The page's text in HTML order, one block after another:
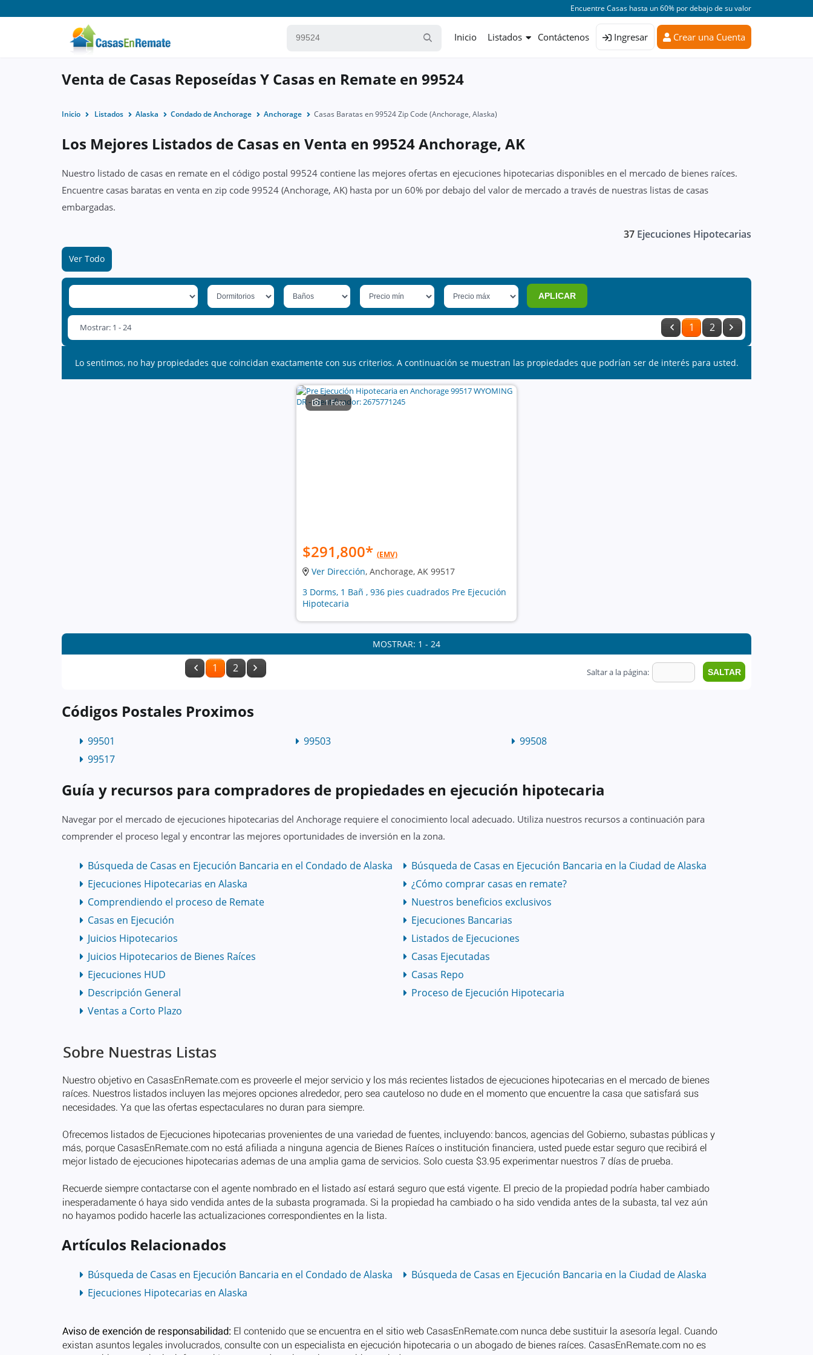
Encuentre Casas hasta un 60% por debajo de su valor
Inicio Listados Contáctenos Ingresar Crear una Cuenta
Venta de Casas Reposeídas Y Casas en Remate en 99524
Inicio Listados Alaska Condado de Anchorage Anchorage Casas Baratas en 99524 Zip Code (Anchorage, Alaska)
Los Mejores Listados de Casas en Venta en 99524 Anchorage, AK
Nuestro listado de casas en remate en el código postal 99524 contiene las mejores ofertas en ejecuciones hipotecarias disponibles en el mercado de bienes raíces.
Encuentre casas baratas en venta en zip code 99524 (Anchorage, AK) hasta por un 60% por debajo del valor de mercado a través de nuestras listas de casas
embargadas.
37 Ejecuciones Hipotecarias
Ver Todo
APLICAR
1 2
Mostrar: 1 - 24
Lo sentimos, no hay propiedades que coincidan exactamente con sus criterios. A continuación se muestran las propiedades que podrían ser de interés para usted.
1 Foto
$291,800* (EMV)
Ver Dirección, Anchorage, AK 99517
3 Dorms, 1 Bañ , 936 pies cuadrados Pre Ejecución
Hipotecaria
MOSTRAR: 1 - 24
Saltar a la página:
1 2
Códigos Postales Proximos
99501 99503
99508
99517
Guía y recursos para compradores de propiedades en ejecución hipotecaria
Navegar por el mercado de ejecuciones hipotecarias del Anchorage requiere el conocimiento local adecuado. Utiliza nuestros recursos a continuación para
comprender el proceso legal y encontrar las mejores oportunidades de inversión en la zona.
Búsqueda de Casas en Ejecución Bancaria en el Condado de Alaska
Búsqueda de Casas en Ejecución Bancaria en la Ciudad de Alaska
Ejecuciones Hipotecarias en Alaska
¿Cómo comprar casas en remate?
Comprendiendo el proceso de Remate
Nuestros beneficios exclusivos
Casas en Ejecución
Ejecuciones Bancarias
Juicios Hipotecarios
Listados de Ejecuciones
Juicios Hipotecarios de Bienes Raíces
Casas Ejecutadas
Ejecuciones HUD
Casas Repo
Descripción General
Proceso de Ejecución Hipotecaria
Ventas a Corto Plazo
Artículos Relacionados
Búsqueda de Casas en Ejecución Bancaria en el Condado de Alaska
Búsqueda de Casas en Ejecución Bancaria en la Ciudad de Alaska
Ejecuciones Hipotecarias en Alaska